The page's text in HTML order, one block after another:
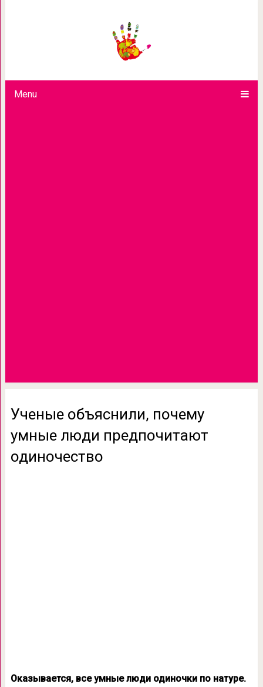
Menu
Ученые объяснили, почему
умные люди предпочитают
одиночество
Оказывается, все умные люди одиночки по натуре.